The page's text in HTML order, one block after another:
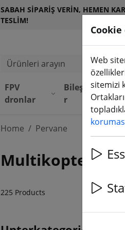
SABAH SIPARIŞ VERIN, HEMEN
TESLIM!
Ürünleri arayın
FPV
dronlar
Bileşenle
r
n
Home Pervane
Multikopterler,
225 Products
Cookie
Web
sitemizi